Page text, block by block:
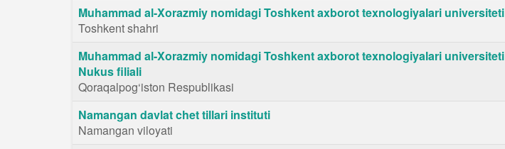
Muhammad al-Xorazmiy nomidagi Toshkent axborot texnologiyalari universiteti
Toshkent shahri
Muhammad al-Xorazmiy nomidagi Toshkent axborot texnologiyalari universiteti
Nukus filiali
Qoraqalpog‘iston Respublikasi
Namangan davlat chet tillari instituti
Namangan viloyati